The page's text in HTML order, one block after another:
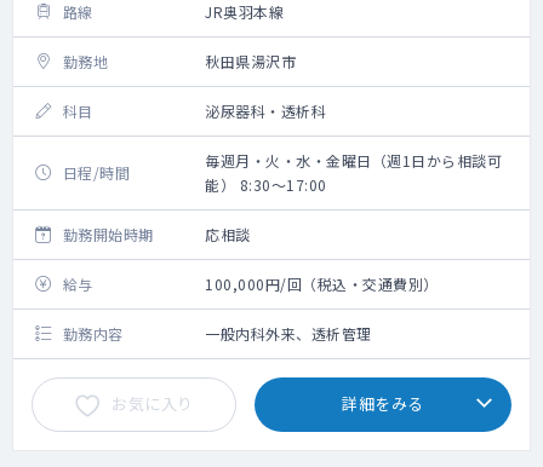
路線 JR奥羽本線
勤務地 秋田県湯沢市
科目 泌尿器科・透析科
日程/時間
毎週月・火・水・金曜日（週1日から相談可
能） 8:30～17:00
勤務開始時期 応相談
給与 100,000円/回（税込・交通費別）
勤務内容 一般内科外来、透析管理
お気に入り 詳細をみる